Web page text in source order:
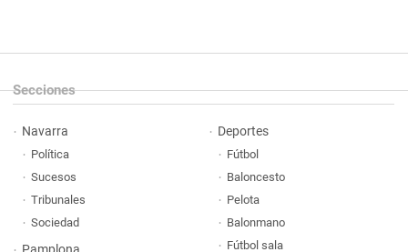
Secciones
Navarra
Política
Sucesos
Tribunales
Sociedad
Deportes
Fútbol
Baloncesto
Pelota
Balonmano
Fútbol sala